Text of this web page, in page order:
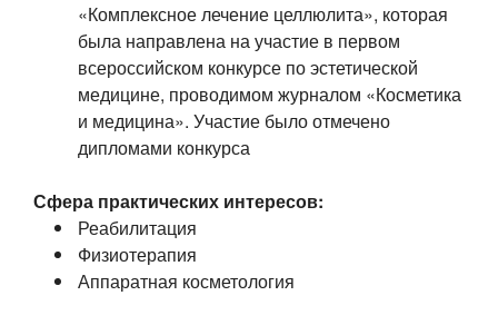
«Комплексное лечение целлюлита», которая
была направлена на участие в первом
всероссийском конкурсе по эстетической
медицине, проводимом журналом «Косметика
и медицина». Участие было отмечено
дипломами конкурса
Сфера практических интересов:
Реабилитация
Физиотерапия
Аппаратная косметология